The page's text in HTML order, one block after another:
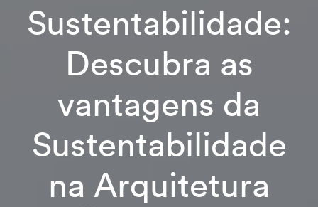
Sustentabilidade:
Descubra as
vantagens da
Sustentabilidade
na Arquitetura